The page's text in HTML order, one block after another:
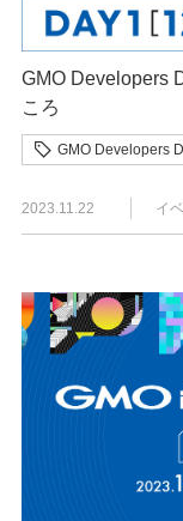
GMO Developers
ころ
GMO Developers
2023.11.22 イ